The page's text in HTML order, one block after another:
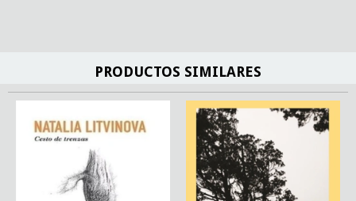
PRODUCTOS SIMILARES